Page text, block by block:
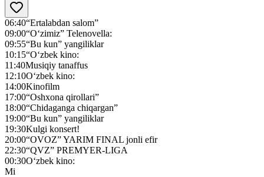
06:40“Ertalabdan salom”
09:00“O‘zimiz” Telenovella:
09:55“Bu kun” yangiliklar
10:15“O‘zbek kino:
11:40Musiqiy tanaffus
12:10O‘zbek kino:
14:00Kinofilm
17:00“Oshxona qirollari”
18:00“Chidaganga chiqargan”
19:00“Bu kun” yangiliklar
19:30Kulgi konsert!
20:00“OVOZ” YARIM FINAL jonli efir
22:30“QVZ” PREMYER-LIGA
00:30O‘zbek kino:
Mi